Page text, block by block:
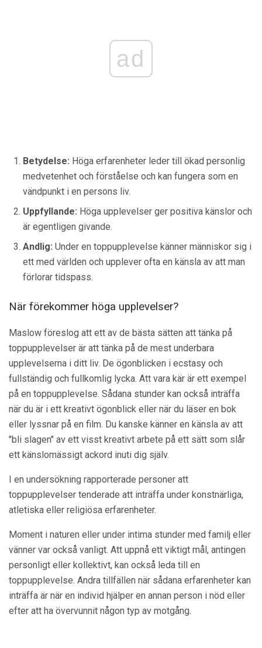
ad
Betydelse: Höga erfarenheter leder till ökad personlig
medvetenhet och förståelse och kan fungera som en
vändpunkt i en persons liv.
Uppfyllande: Höga upplevelser ger positiva känslor och
är egentligen givande.
Andlig: Under en toppupplevelse känner människor sig i
ett med världen och upplever ofta en känsla av att man
förlorar tidspass.
När förekommer höga upplevelser?
Maslow föreslog att ett av de bästa sätten att tänka på
toppupplevelser är att tänka på de mest underbara
upplevelserna i ditt liv. De ögonblicken i ecstasy och
fullständig och fullkomlig lycka. Att vara kär är ett exempel
på en toppupplevelse. Sådana stunder kan också inträffa
när du är i ett kreativt ögonblick eller när du läser en bok
eller lyssnar på en film. Du kanske känner en känsla av att
"bli slagen" av ett visst kreativt arbete på ett sätt som slår
ett känslomässigt ackord inuti dig själv.
I en undersökning rapporterade personer att
toppupplevelser tenderade att inträffa under konstnärliga,
atletiska eller religiösa erfarenheter.
Moment i naturen eller under intima stunder med familj eller
vänner var också vanligt. Att uppnå ett viktigt mål, antingen
personligt eller kollektivt, kan också leda till en
toppupplevelse. Andra tillfällen när sådana erfarenheter kan
inträffa är när en individ hjälper en annan person i nöd eller
efter att ha övervunnit någon typ av motgång.